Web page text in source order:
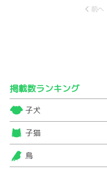
前へ
掲載数ランキング
子犬
子猫
鳥